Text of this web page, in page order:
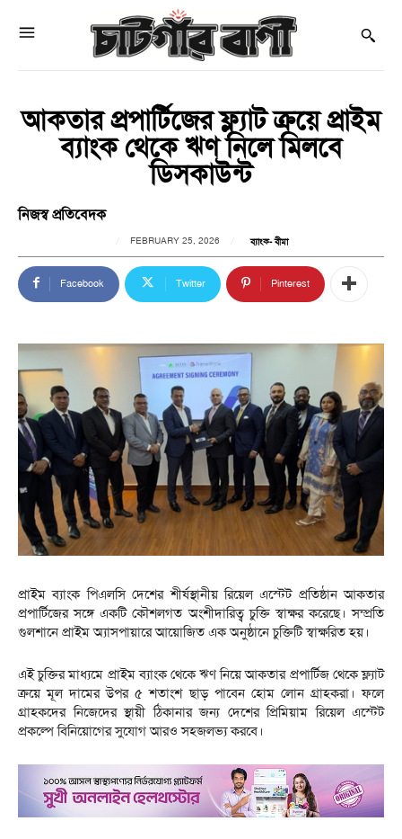
আকতার প্রপার্টিজের ফ্ল্যাট ক্রয়ে প্রাইম
ব্যাংক থেকে ঋণ নিলে মিলবে
ডিসকাউন্ট
নিজস্ব প্রতিবেদক
FEBRUARY 25, 2026 ব্যাংক- বীমা
Facebook Twitter Pinterest
প্রাইম ব্যাংক পিএলসি দেশের শীর্ষস্থানীয় রিয়েল এস্টেট প্রতিষ্ঠান আকতার
প্রপার্টিজের সঙ্গে একটি কৌশলগত অংশীদারিত্ব চুক্তি স্বাক্ষর করেছে। সম্প্রতি
গুলশানে প্রাইম অ্যাসপায়ারে আয়োজিত এক অনুষ্ঠানে চুক্তিটি স্বাক্ষরিত হয়।
এই চুক্তির মাধ্যমে প্রাইম ব্যাংক থেকে ঋণ নিয়ে আকতার প্রপার্টিজ থেকে ফ্ল্যাট
ক্রয়ে মূল দামের উপর ৫ শতাংশ ছাড় পাবেন হোম লোন গ্রাহকরা। ফলে
গ্রাহকদের নিজেদের স্থায়ী ঠিকানার জন্য দেশের প্রিমিয়াম রিয়েল এস্টেট
প্রকল্পে বিনিয়োগের সুযোগ আরও সহজলভ্য করবে।